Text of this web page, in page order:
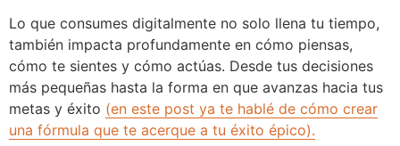
Lo que consumes digitalmente no solo llena tu tiempo,
también impacta profundamente en cómo piensas,
cómo te sientes y cómo actúas. Desde tus decisiones
más pequeñas hasta la forma en que avanzas hacia tus
metas y éxito (en este post ya te hablé de cómo crear
una fórmula que te acerque a tu éxito épico).